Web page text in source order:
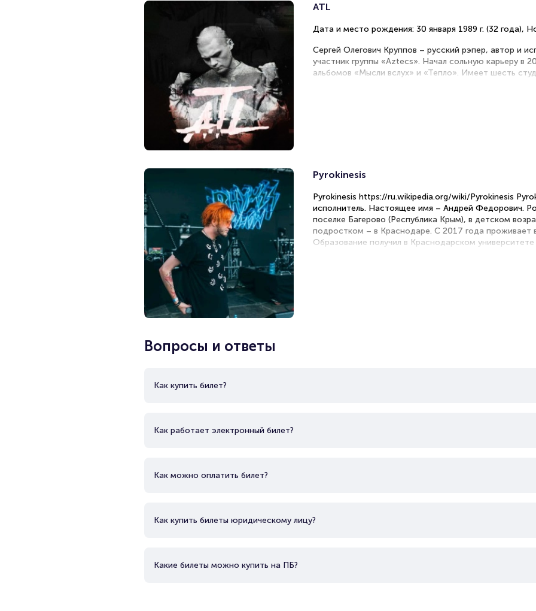
читайте в разделах:
Продать билет
Организаторам
ATL
Дата и место рождения: 30 января 1989 г. (32 года),
Сергей Олегович Круппов – русский рэпер, автор и
участник группы «Aztecs». Начал сольную карьеру в
альбомов «Мысли вслух» и «Тепло». Имеет шесть
Pyrokinesis
Pyrokinesis https://ru.wikipedia.org/wiki/Pyrokinesis
исполнитель. Настоящее имя – Андрей Федорович.
поселке Багерово (Республика Крым), в детском
подростком – в Краснодаре. С 2017 года проживает
Образование получил в Краснодарском университете
альбомы Пирокинезиса концептуальны. Треки в них
Вопросы и ответы
Как купить билет?
Как работает электронный билет?
Как можно оплатить билет?
Как купить билеты юридическому лицу?
Какие билеты можно купить на ПБ?